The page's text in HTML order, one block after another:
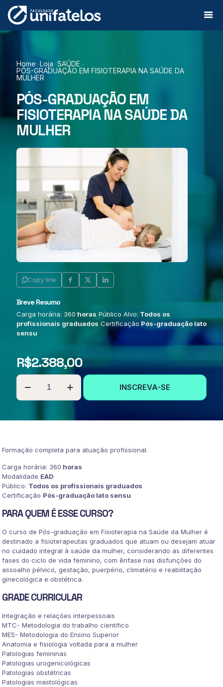
Home>Loja>SAÚDE>
PÓS-GRADUAÇÃO EM FISIOTERAPIA NA SAÚDE DA
MULHER
PÓS-GRADUAÇÃO EM
FISIOTERAPIA NA SAÚDE DA
MULHER
Copy link
Breve Resumo
Carga horária: 360 horas Público Alvo: Todos os
profissionais graduados Certificação Pós-graduação lato
sensu
R$2.388,00
PÓS-
GRADUAÇÃO
EM
quantidade
INSCREVA-SE
Formação completa para atuação profissional.
Carga horária: 360 horas
Modalidade EAD
Público: Todos os profissionais graduados
Certificação Pós-graduação lato sensu
PARA QUEM É ESSE CURSO?
O curso de Pós-graduação em Fisioterapia na Saúde da Mulher é
destinado a fisioterapeutas graduados que atuam ou desejam atuar
no cuidado integral à saúde da mulher, considerando as diferentes
fases do ciclo de vida feminino, com ênfase nas disfunções do
assoalho pélvico, gestação, puerpério, climatério e reabilitação
ginecológica e obstétrica.
GRADE CURRICULAR
Integração e relações interpessoais
MTC- Metodologia do trabalho científico
MES- Metodologia do Ensino Superior
Anatomia e fisiologia voltada para a mulher
Patologias femininas
Patologias urogenicológicas
Patologias obstétricas
Patologias mastológicas